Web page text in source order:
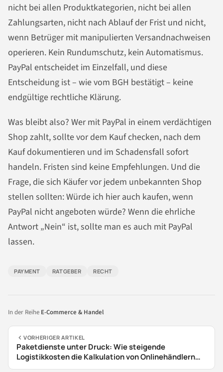
nicht bei allen Produktkategorien, nicht bei allen
Zahlungsarten, nicht nach Ablauf der Frist und nicht,
wenn Betrüger mit manipulierten Versandnachweisen
operieren. Kein Rundumschutz, kein Automatismus.
PayPal entscheidet im Einzelfall, und diese
Entscheidung ist – wie vom BGH bestätigt – keine
endgültige rechtliche Klärung.
Was bleibt also? Wer mit PayPal in einem verdächtigen
Shop zahlt, sollte vor dem Kauf checken, nach dem
Kauf dokumentieren und im Schadensfall sofort
handeln. Fristen sind keine Empfehlungen. Und die
Frage, die sich Käufer vor jedem unbekannten Shop
stellen sollten: Würde ich hier auch kaufen, wenn
PayPal nicht angeboten würde? Wenn die ehrliche
Antwort „Nein“ ist, sollte man es auch mit PayPal
lassen.
PAYMENT RATGEBER RECHT
In der Reihe E-Commerce & Handel
VORHERIGER ARTIKEL
Paketdienste unter Druck: Wie steigende
Logistikkosten die Kalkulation von Onlinehändlern
treffen